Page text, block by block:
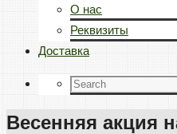
О нас
Реквизиты
Доставка
Весенняя акция